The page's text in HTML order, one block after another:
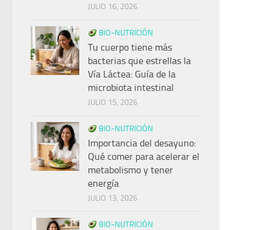
JULIO 16, 2026
BIO-NUTRICIÓN
Tu cuerpo tiene más
bacterias que estrellas la
Vía Láctea: Guía de la
microbiota intestinal
JULIO 15, 2026
BIO-NUTRICIÓN
Importancia del desayuno:
Qué comer para acelerar el
metabolismo y tener
energía
JULIO 13, 2026
BIO-NUTRICIÓN